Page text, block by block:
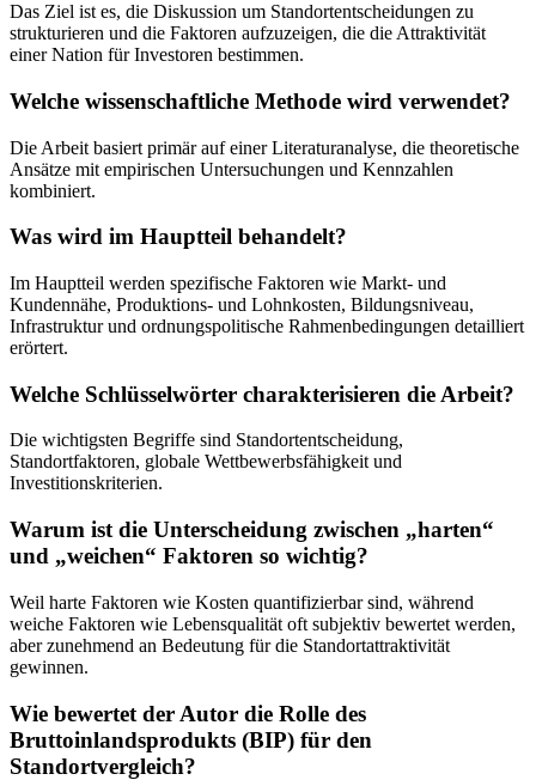
Das Ziel ist es, die Diskussion um Standortentscheidungen zu
strukturieren und die Faktoren aufzuzeigen, die die Attraktivität
einer Nation für Investoren bestimmen.
Welche wissenschaftliche Methode wird verwendet?
Die Arbeit basiert primär auf einer Literaturanalyse, die theoretische
Ansätze mit empirischen Untersuchungen und Kennzahlen
kombiniert.
Was wird im Hauptteil behandelt?
Im Hauptteil werden spezifische Faktoren wie Markt- und
Kundennähe, Produktions- und Lohnkosten, Bildungsniveau,
Infrastruktur und ordnungspolitische Rahmenbedingungen detailliert
erörtert.
Welche Schlüsselwörter charakterisieren die Arbeit?
Die wichtigsten Begriffe sind Standortentscheidung,
Standortfaktoren, globale Wettbewerbsfähigkeit und
Investitionskriterien.
Warum ist die Unterscheidung zwischen „harten“
und „weichen“ Faktoren so wichtig?
Weil harte Faktoren wie Kosten quantifizierbar sind, während
weiche Faktoren wie Lebensqualität oft subjektiv bewertet werden,
aber zunehmend an Bedeutung für die Standortattraktivität
gewinnen.
Wie bewertet der Autor die Rolle des
Bruttoinlandsprodukts (BIP) für den
Standortvergleich?